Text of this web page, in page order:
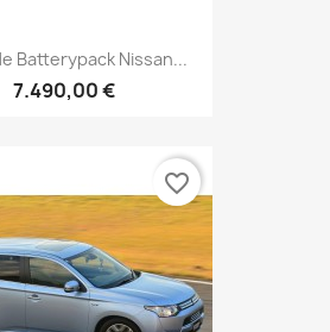
Batterypack Nissan...
7.490,00 €
favorite_border